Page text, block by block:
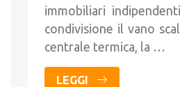
immobiliari
condivisione il vano
centrale termica, la …
LEGGI